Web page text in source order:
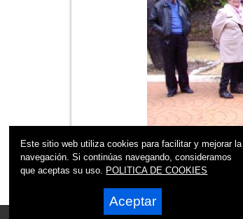
Este sitio web utiliza cookies para facilitar y mejorar la
navegación. Si continúas navegando, consideramos
que aceptas su uso. POLITICA DE COOKIES
Aceptar